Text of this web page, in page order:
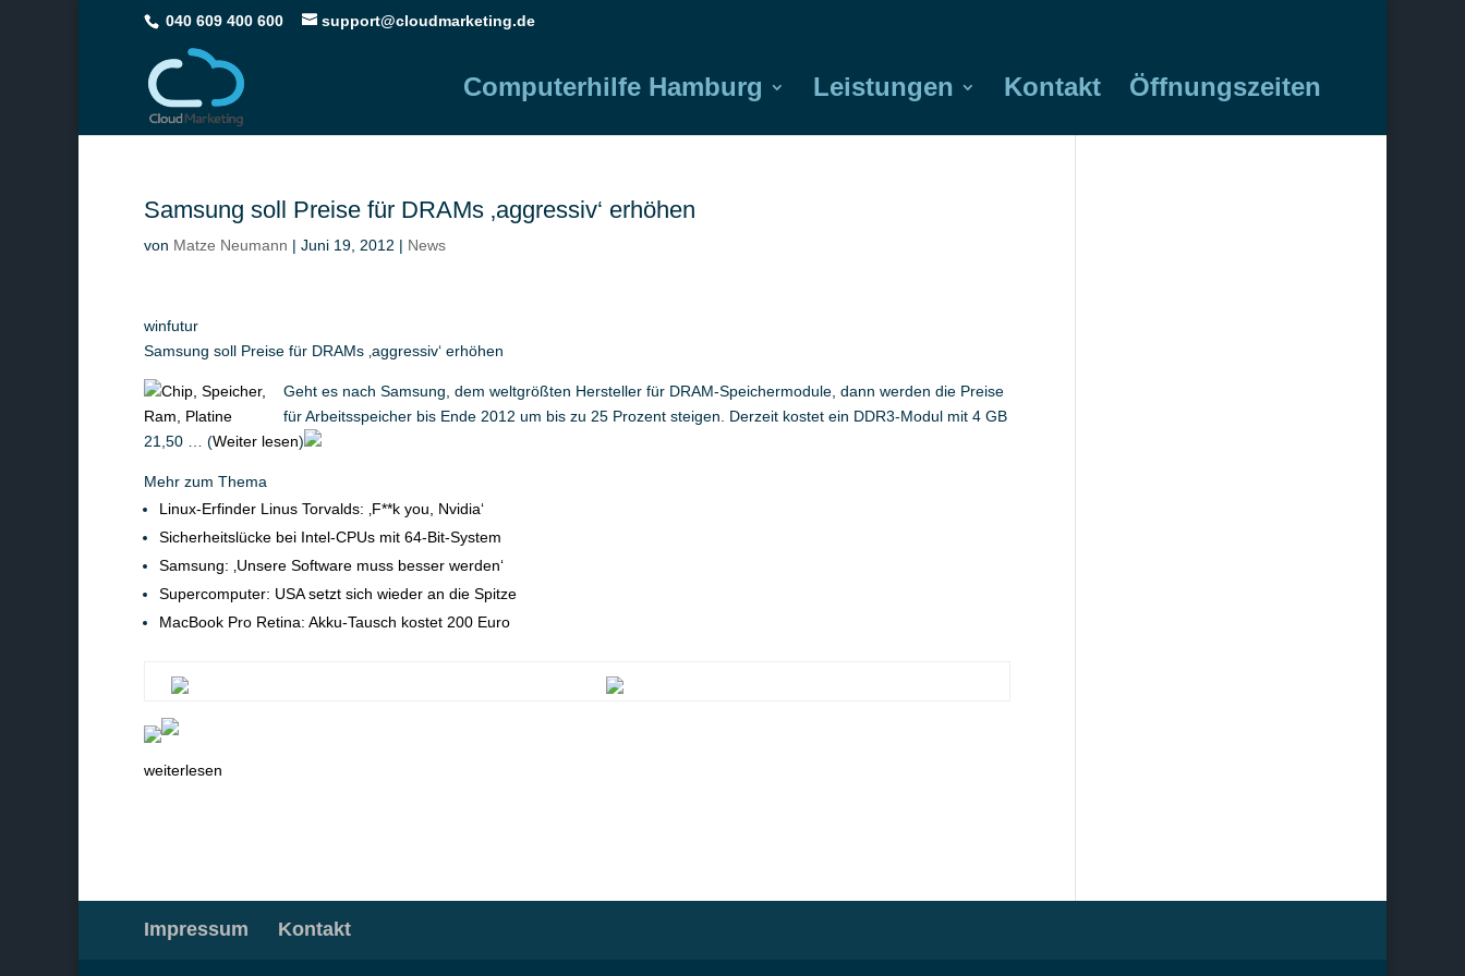
040 609 400 600 support@cloudmarketing.de
Computerhilfe Hamburg Leistungen Kontakt Öffnungszeiten
Samsung soll Preise für DRAMs ‚aggressiv‘ erhöhen
von Matze Neumann | Juni 19, 2012 | News
winfutur
Samsung soll Preise für DRAMs ‚aggressiv‘ erhöhen
Geht es nach Samsung, dem weltgrößten Hersteller für DRAM-Speichermodule, dann werden die Preise
für Arbeitsspeicher bis Ende 2012 um bis zu 25 Prozent steigen. Derzeit kostet ein DDR3-Modul mit 4 GB
21,50 … (Weiter lesen)
Mehr zum Thema
Linux-Erfinder Linus Torvalds: ‚F**k you, Nvidia‘
Sicherheitslücke bei Intel-CPUs mit 64-Bit-System
Samsung: ‚Unsere Software muss besser werden‘
Supercomputer: USA setzt sich wieder an die Spitze
MacBook Pro Retina: Akku-Tausch kostet 200 Euro
weiterlesen
Impressum Kontakt